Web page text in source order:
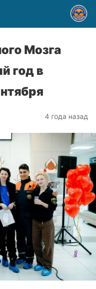
Мозга
год в
4 года назад